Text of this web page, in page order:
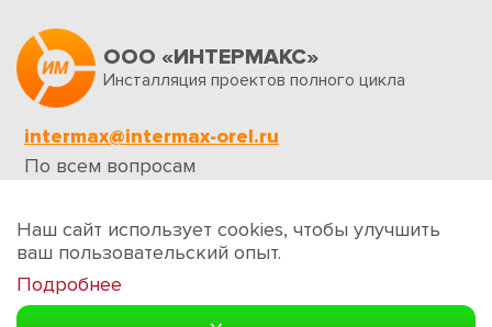
ООО «ИНТЕРМАКС»
Инсталляция проектов полного цикла
intermax@intermax-orel.ru
По всем вопросам
Обратная связь
Наш сайт использует cookies, чтобы улучшить
ваш пользовательский опыт.
Подробнее